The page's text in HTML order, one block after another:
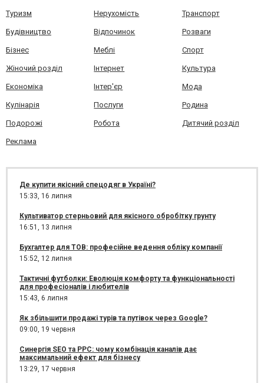
Туризм Нерухомість Транспорт
Будівництво Відпочинок Розваги
Бізнес Меблі Спорт
Жіночий розділ Інтернет Культура
Економіка Інтер'єр Мода
Кулінарія Послуги Родина
Подорожі Робота Дитячий розділ
Реклама
Де купити якісний спецодяг в Україні?
15:33, 16 липня
Культиватор стерньовий для якісного обробітку грунту
16:51, 13 липня
Бухгалтер для ТОВ: професійне ведення обліку компанії
15:52, 12 липня
Тактичні футболки: Еволюція комфорту та функціональності
для професіоналів і любителів
15:43, 6 липня
Як збільшити продажі турів та путівок через Google?
09:00, 19 червня
Синергія SEO та PPC: чому комбінація каналів дає
максимальний ефект для бізнесу
13:29, 17 червня